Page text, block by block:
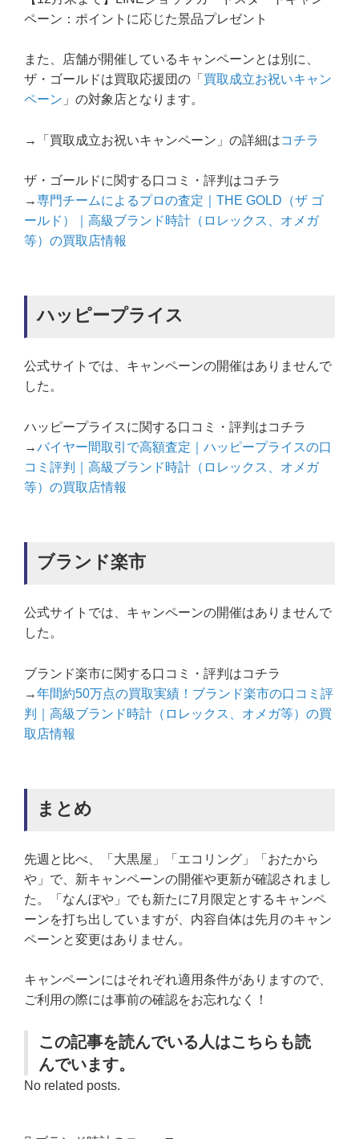
ペーン：ポイントに応じた景品プレゼント
また、店舗が開催しているキャンペーンとは別に、
ザ・ゴールドは買取応援団の「 買取成立お祝いキャン
ペーン 」の対象店となります。
→「買取成立お祝いキャンペーン」の詳細はコチラ
ザ・ゴールドに関する口コミ・評判はコチラ
→専門チームによるプロの査定｜THE GOLD（ザ ゴ
ールド）｜高級ブランド時計（ロレックス、オメガ
等）の買取店情報
ハッピープライス
公式サイトでは、キャンペーンの開催はありませんで
した。
ハッピープライスに関する口コミ・評判はコチラ
→バイヤー間取引で高額査定｜ハッピープライスの口
コミ評判｜高級ブランド時計（ロレックス、オメガ
等）の買取店情報
ブランド楽市
公式サイトでは、キャンペーンの開催はありませんで
した。
ブランド楽市に関する口コミ・評判はコチラ
→年間約50万点の買取実績！ブランド楽市の口コミ評
判｜高級ブランド時計（ロレックス、オメガ等）の買
取店情報
まとめ
先週と比べ、「大黒屋」「エコリング」「おたから
や」で、新キャンペーンの開催や更新が確認されまし
た。「なんぼや」でも新たに7月限定とするキャンペ
ーンを打ち出していますが、内容自体は先月のキャン
ペーンと変更はありません。
キャンペーンにはそれぞれ適用条件がありますので、
ご利用の際には事前の確認をお忘れなく！
この記事を読んでいる人はこちらも読
んでいます。
No related posts.